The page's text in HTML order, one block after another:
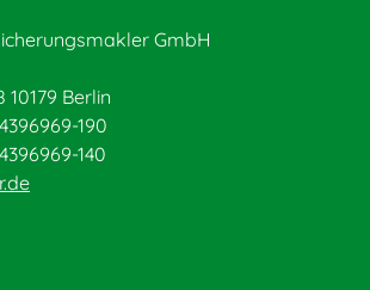
GmbH
10179 Berlin
190
140